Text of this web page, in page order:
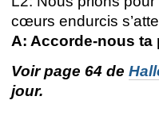
cœurs endurcis
A: Accorde-nous ta
Voir page 64 de
jour.